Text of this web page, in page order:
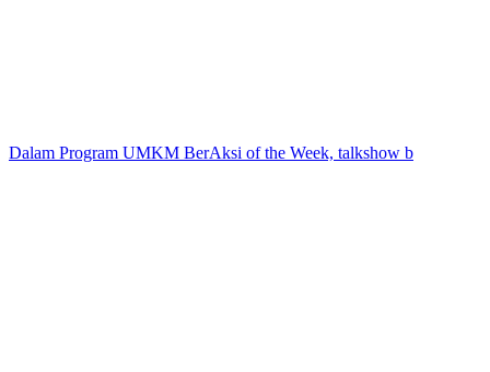
Dalam Program UMKM BerAksi of the Week, talkshow b